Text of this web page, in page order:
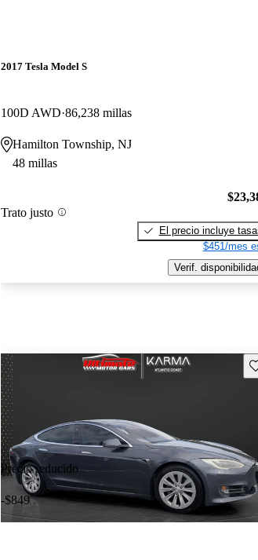
2017 Tesla Model S
100D AWD 86,238 millas
Hamilton Township, NJ
48 millas
Trato justo
El precio incluye
$451/mes
Verif.
Precio reducido
-$849